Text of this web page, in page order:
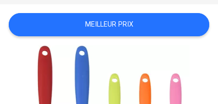
MEILLEUR PRIX